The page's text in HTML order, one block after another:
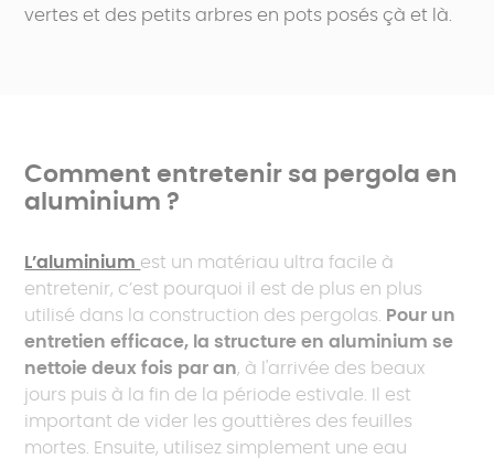
vertes et des petits arbres en pots posés çà et là.
Comment entretenir sa pergola en
aluminium ?
L’aluminium est un matériau ultra facile à
entretenir, c’est pourquoi il est de plus en plus
utilisé dans la construction des pergolas. Pour un
entretien efficace, la structure en aluminium se
nettoie deux fois par an, à l'arrivée des beaux
jours puis à la fin de la période estivale. Il est
important de vider les gouttières des feuilles
mortes. Ensuite, utilisez simplement une eau